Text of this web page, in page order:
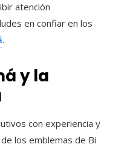
atención
en confiar en los
.
y la
con experiencia y
los emblemas de Bi